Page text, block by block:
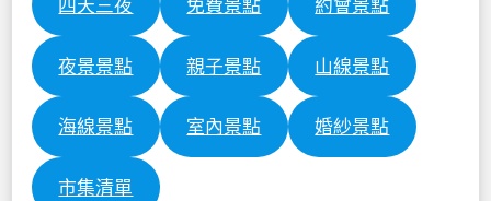
四天三夜 免費景點 約會景點
夜景景點 親子景點 山線景點
海線景點 室內景點 婚紗景點
市集清單